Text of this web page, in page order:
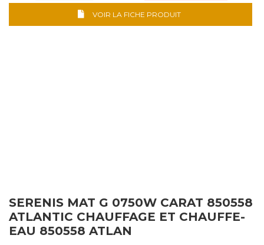
VOIR LA FICHE PRODUIT
SERENIS MAT G 0750W CARAT 850558
ATLANTIC CHAUFFAGE ET CHAUFFE-
EAU 850558 ATLAN